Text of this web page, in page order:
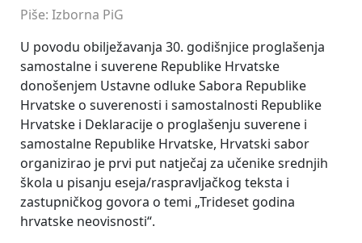
Piše: Izborna PiG
U povodu obilježavanja 30. godišnjice proglašenja
samostalne i suverene Republike Hrvatske
donošenjem Ustavne odluke Sabora Republike
Hrvatske o suverenosti i samostalnosti Republike
Hrvatske i Deklaracije o proglašenju suverene i
samostalne Republike Hrvatske, Hrvatski sabor
organizirao je prvi put natječaj za učenike srednjih
škola u pisanju eseja/raspravljačkog teksta i
zastupničkog govora o temi „Trideset godina
hrvatske neovisnosti“.